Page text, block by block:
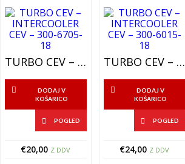
TURBO CEV – INTERCOOLER CEV – 300-6705-18
DODAJ V
KOŠARICO
POGLED
€20,00 Z DDV
TURBO CEV – INTERCOOLER CEV – 300-6015-18
DODAJ V
KOŠARICO
POGLED
€24,00 Z DDV